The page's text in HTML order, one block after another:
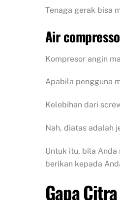
Tenaga gerak bisa
Air
Kompresor angin
Apabila pengguna
Kelebihan dari
Nah, diatas adalah
Untuk itu, bila
berikan kepada
Gapa